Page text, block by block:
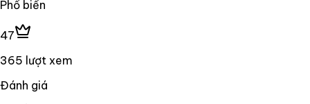
Phổ biến
47
365 lượt xem
Đánh giá